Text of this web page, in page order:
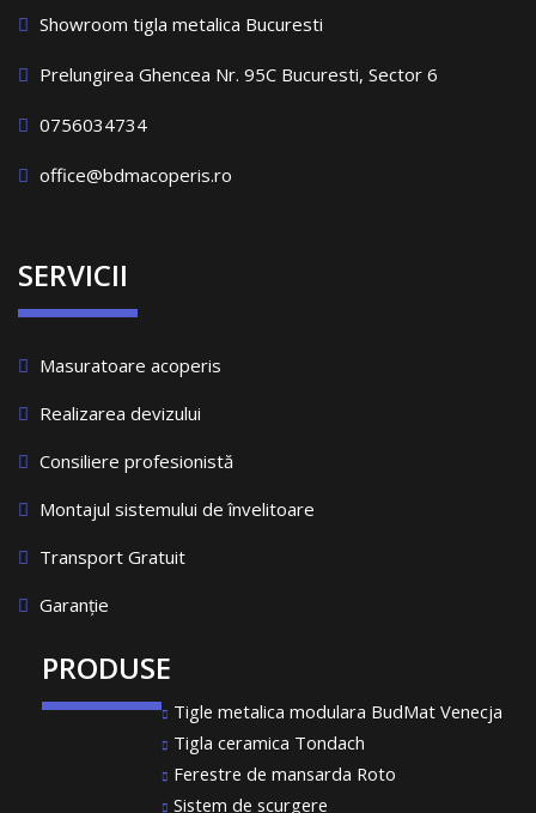
Showroom tigla metalica Bucuresti
Prelungirea Ghencea Nr. 95C Bucuresti, Sector 6
0756034734
office@bdmacoperis.ro
SERVICII
Masuratoare acoperis
Realizarea devizului
Consiliere profesionistă
Montajul sistemului de învelitoare
Transport Gratuit
Garanție
PRODUSE
Tigle metalica modulara BudMat Venecja
Tigla ceramica Tondach
Ferestre de mansarda Roto
Sistem de scurgere